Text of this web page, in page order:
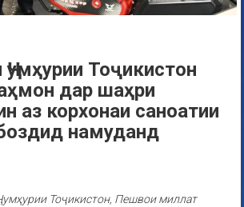
Тоҷикистон
дар шаҳри
аз корхонаи саноатии
намуданд
Тоҷикистон, Пешвои миллат